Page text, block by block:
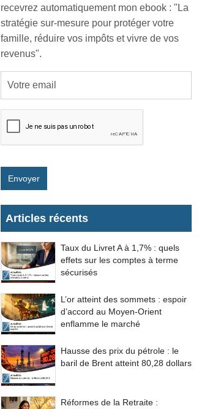
recevrez automatiquement mon ebook : "La
stratégie sur-mesure pour protéger votre
famille, réduire vos impôts et vivre de vos
revenus".
Envoyer
Articles récents
Taux du Livret A à 1,7% : quels
effets sur les comptes à terme
sécurisés
L’or atteint des sommets : espoir
d’accord au Moyen-Orient
enflamme le marché
Hausse des prix du pétrole : le
baril de Brent atteint 80,28 dollars
Réformes de la Retraite :